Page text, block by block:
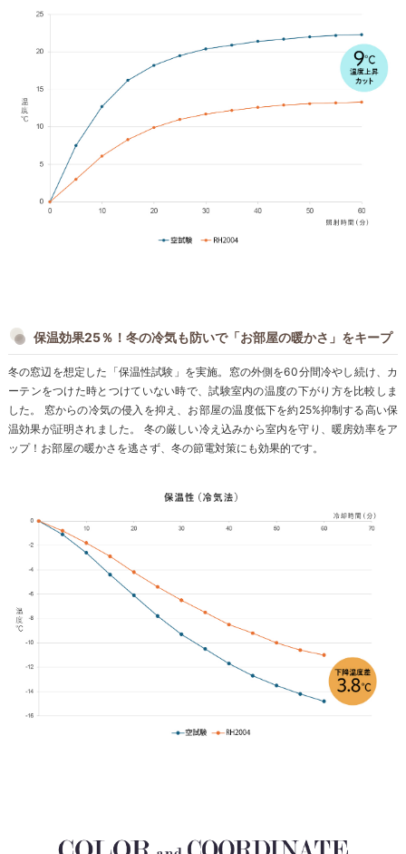
保温効果25％！冬の冷気も防いで「お部屋の暖かさ」をキープ
冬の窓辺を想定した「保温性試験」を実施。窓の外側を60分間冷やし続け、カ
ーテンをつけた時とつけていない時で、試験室内の温度の下がり方を比較しま
した。 窓からの冷気の侵入を抑え、お部屋の温度低下を約25%抑制する高い保
温効果が証明されました。 冬の厳しい冷え込みから室内を守り、暖房効率をア
ップ！お部屋の暖かさを逃さず、冬の節電対策にも効果的です。